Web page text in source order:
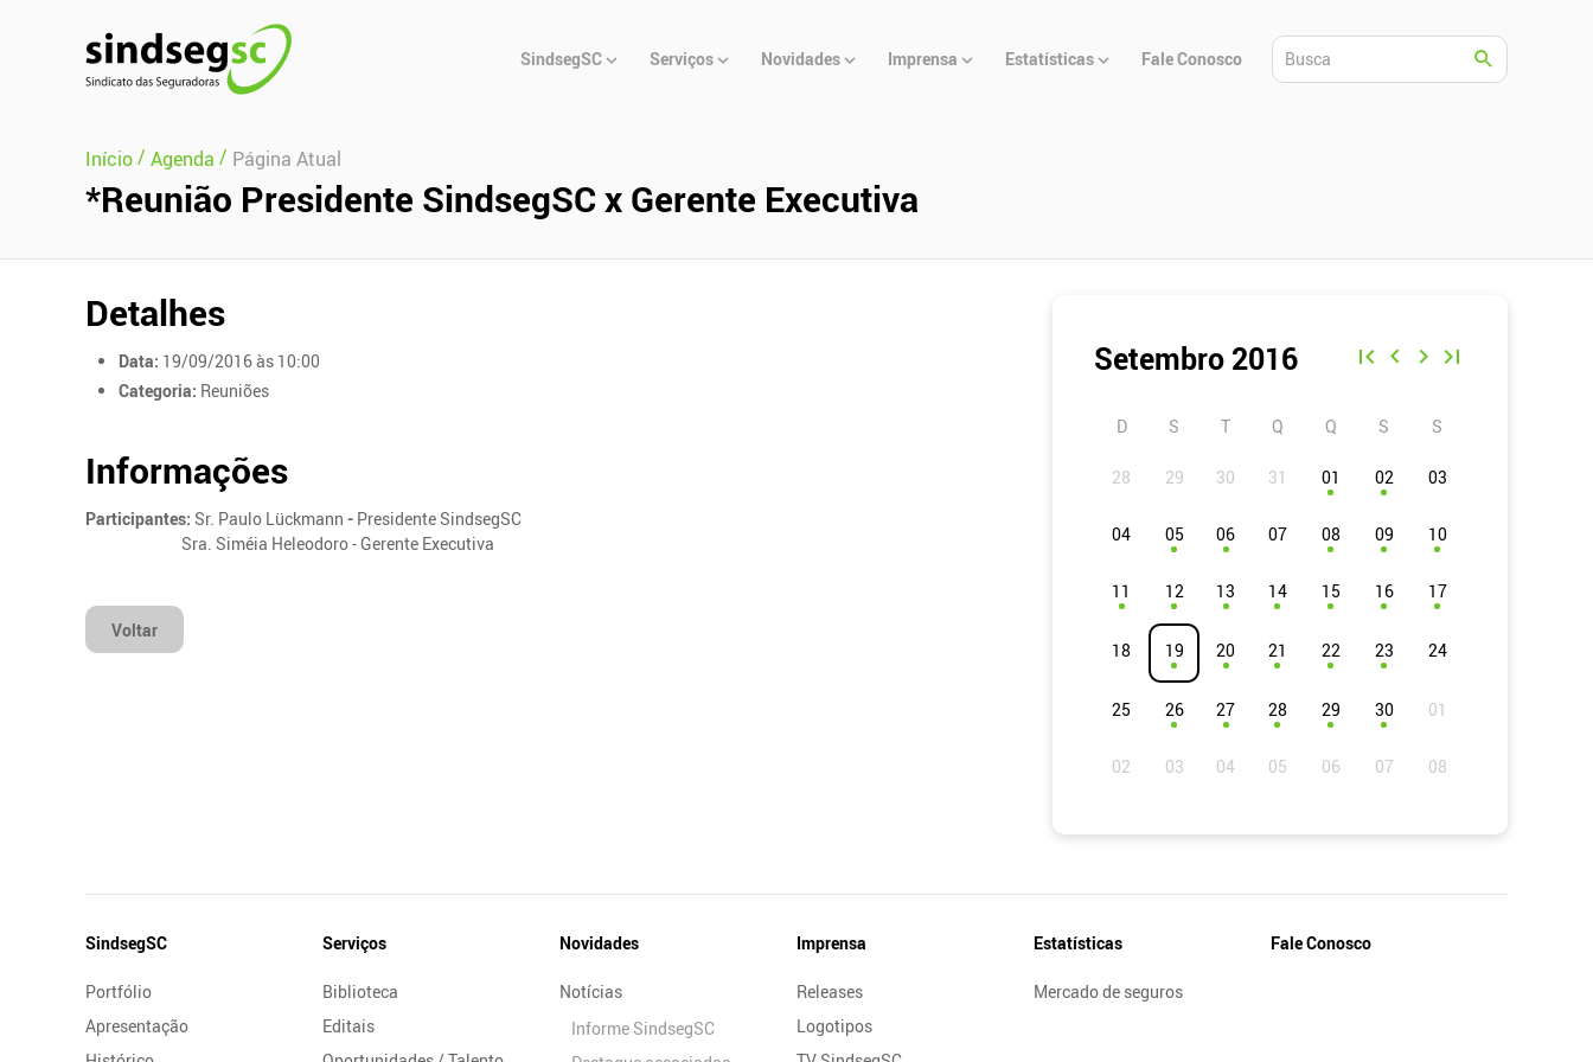
Principal
SindsegSC Serviços Novidades Imprensa Estatísticas Fale Conosco
Início/ Agenda / Página Atual
*Reunião Presidente SindsegSC x Gerente Executiva
Setembro 2016
D S T Q Q S S
01 02 03
04 05 06 07 08 09 10
11 12 13 14 15 16 17
18 19 20 21 22 23 24
25 26 27 28 29 30
Detalhes
Data: 19/09/2016 às 10:00
Categoria: Reuniões
Informações
Participantes:Sr. Paulo Lückmann - Presidente SindsegSC
Sra. Siméia Heleodoro - Gerente Executiva
Voltar
Mapa
Site
SindsegSC
Portfólio
Apresentação
Serviços
Biblioteca
Editais
Novidades
Notícias
Informe SindsegSC
Imprensa
Releases
Logotipos
Estatísticas
Mercado de seguros
Fale Conosco